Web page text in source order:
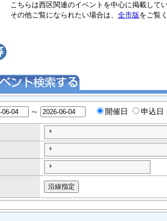
こちらは西区関連のイベントを中心に掲載してい
その他ご覧になられたい場合は、 全市版 をご覧
～ 開催日 申込日